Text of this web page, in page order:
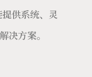
供系统、灵
决方案。